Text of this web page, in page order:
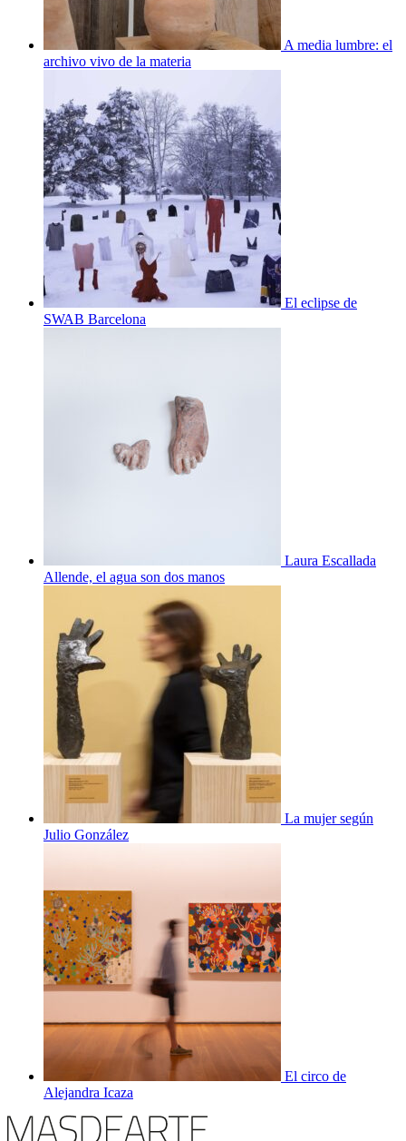
A media lumbre: el
archivo vivo de la materia
El eclipse de
SWAB Barcelona
Laura Escallada
Allende, el agua son dos manos
La mujer según
Julio González
El circo de
Alejandra Icaza